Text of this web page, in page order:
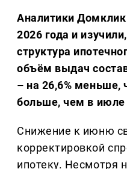
Аналитики
2026 года и
структура
объём выдач
– на 26,6% меньше,
больше, чем в июле
Снижение к июню
корректировкой
ипотеку. Несмотря